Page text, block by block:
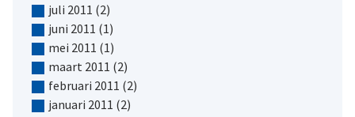
juli 2011 (2)
juni 2011 (1)
mei 2011 (1)
maart 2011 (2)
februari 2011 (2)
januari 2011 (2)